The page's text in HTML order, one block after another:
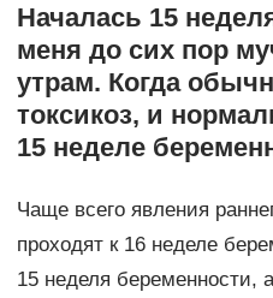
Началась 15
меня до сих пор
утрам. Когда
токсикоз, и
15 неделе
Чаще всего явления
проходят к 16 неделе
15 неделя беременности,